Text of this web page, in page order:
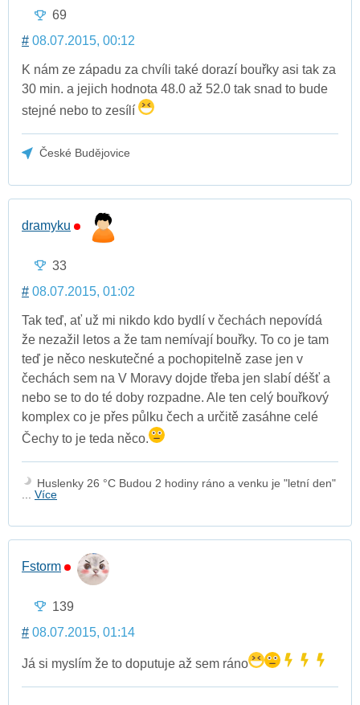
69
# 08.07.2015, 00:12
K nám ze západu za chvíli také dorazí bouřky asi tak za
30 min. a jejich hodnota 48.0 až 52.0 tak snad to bude
stejné nebo to zesílí
České Budějovice
dramyku
33
# 08.07.2015, 01:02
Tak teď, ať už mi nikdo kdo bydlí v čechách nepovídá
že nezažil letos a že tam nemívají bouřky. To co je tam
teď je něco neskutečné a pochopitelně zase jen v
čechách sem na V Moravy dojde třeba jen slabí déšť a
nebo se to do té doby rozpadne. Ale ten celý bouřkový
komplex co je přes půlku čech a určitě zasáhne celé
Čechy to je teda něco.
Huslenky 26 °C Budou 2 hodiny ráno a venku je "letní den"
Více
Fstorm
139
# 08.07.2015, 01:14
Já si myslím že to doputuje až sem ráno